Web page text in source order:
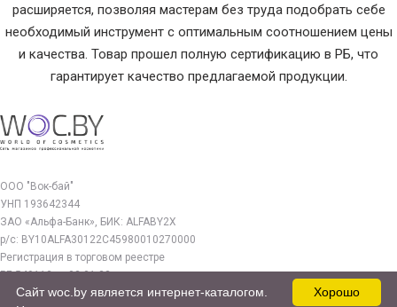
расширяется, позволяя мастерам без труда подобрать себе
необходимый инструмент с оптимальным соотношением цены
и качества. Товар прошел полную сертификацию в РБ, что
гарантирует качество предлагаемой продукции.
ООО "Вок-бай"
УНП 193642344
ЗАО «Альфа-Банк», БИК: ALFABY2X
р/с: BY10ALFA30122C45980010270000
Регистрация в торговом реестре
РБ 549112 от 03.01.23г.
Юр. адрес:
Хорошо
Сайт woc.by является интернет-каталогом.